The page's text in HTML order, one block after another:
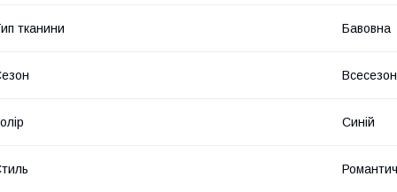
тканини Бавовна
Синій